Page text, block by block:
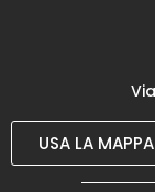
USA LA MAPPA